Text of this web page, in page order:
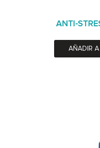
ANTI-
AÑADIR